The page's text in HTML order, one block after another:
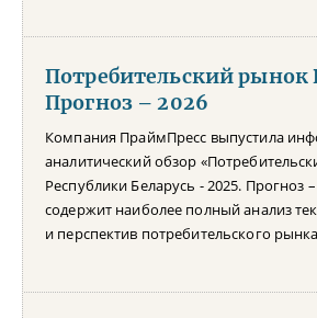
Потребительский рынок
Прогноз – 2026
Компания ПраймПресс выпустила
аналитический обзор
Республики Беларусь - 2025. Прогноз
содержит наиболее полный анализ
и перспектив потребительского